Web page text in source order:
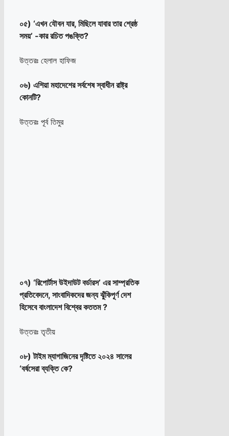
০৫) ‘এখন যৌবন যার, মিছিলে যাবার তার শ্রেষ্ঠ
সময়’ -কার রচিত পঙক্তি?
উত্তরঃ হেলাল হাফিজ
০৬) এশিয়া মহাদেশের সর্বশেষ স্বাধীন রাষ্ট্র
কোনটি?
উত্তরঃ পূর্ব তিমুর
০৭) ‘রিপোর্টাস উইদাউট বর্ডারস’ এর সাম্প্রতিক
প্রতিবেদনে, সাংবাদিকদের জন্য ঝুঁকিপূর্ণ দেশ
হিসেবে বাংলাদেশ বিশ্বের কততম ?
উত্তরঃ তৃতীয়
০৮) টাইম ম্যাগাজিনের দৃষ্টিতে ২০২৪ সালের
‘বর্ষসেরা ব্যক্তি কে?